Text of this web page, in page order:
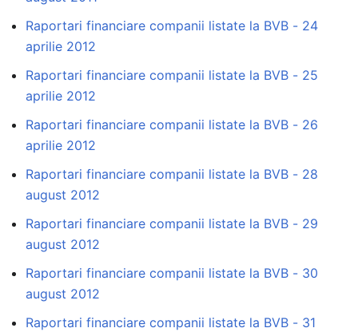
Raportari financiare companii listate la BVB - 24
aprilie 2012
Raportari financiare companii listate la BVB - 25
aprilie 2012
Raportari financiare companii listate la BVB - 26
aprilie 2012
Raportari financiare companii listate la BVB - 28
august 2012
Raportari financiare companii listate la BVB - 29
august 2012
Raportari financiare companii listate la BVB - 30
august 2012
Raportari financiare companii listate la BVB - 31